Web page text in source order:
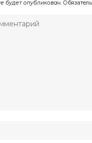
будет опубликован.